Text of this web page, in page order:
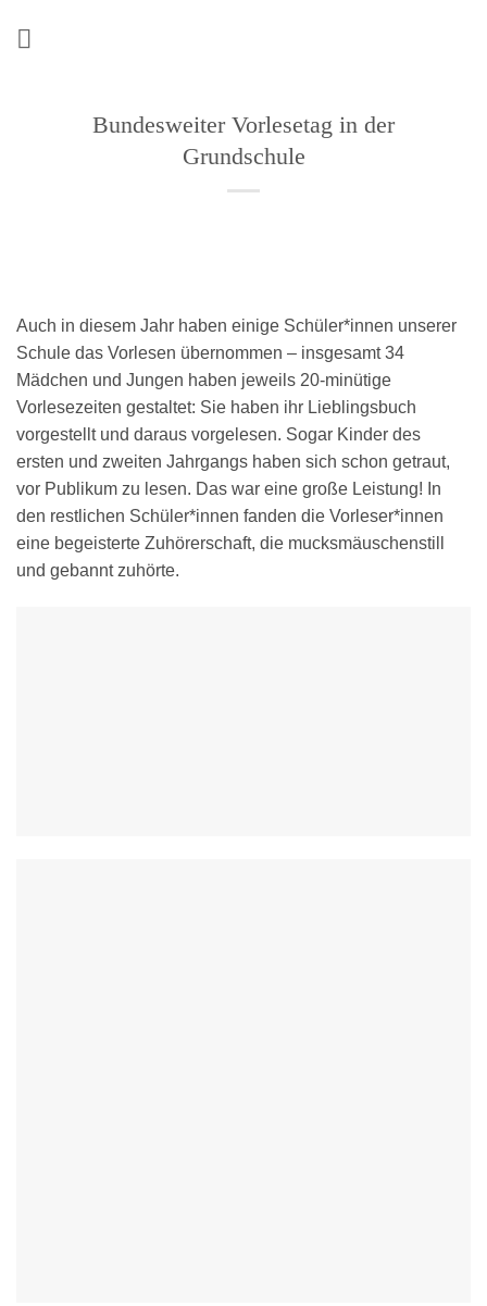
Bundesweiter Vorlesetag in der
Grundschule
Auch in diesem Jahr haben einige Schüler*innen unserer
Schule das Vorlesen übernommen – insgesamt 34
Mädchen und Jungen haben jeweils 20-minütige
Vorlesezeiten gestaltet: Sie haben ihr Lieblingsbuch
vorgestellt und daraus vorgelesen. Sogar Kinder des
ersten und zweiten Jahrgangs haben sich schon getraut,
vor Publikum zu lesen. Das war eine große Leistung! In
den restlichen Schüler*innen fanden die Vorleser*innen
eine begeisterte Zuhörerschaft, die mucksmäuschenstill
und gebannt zuhörte.